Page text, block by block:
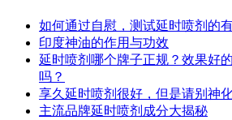
如何通过自慰，测试延时喷剂的
印度神油的作用与功效
延时喷剂哪个牌子正规？效果好
吗？
享久延时喷剂很好，但是请别神
主流品牌延时喷剂成分大揭秘